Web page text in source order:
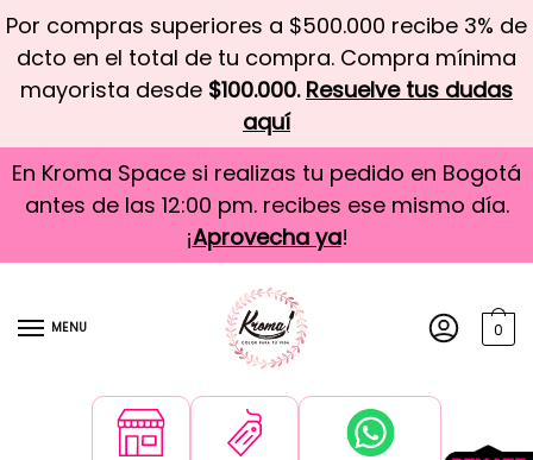
Por compras superiores a $500.000 recibe 3% de
dcto en el total de tu compra. Compra mínima
mayorista desde $100.000. Resuelve tus dudas
aquí
En Kroma Space si realizas tu pedido en Bogotá
antes de las 12:00 pm. recibes ese mismo día.
¡Aprovecha ya!
MENU 0